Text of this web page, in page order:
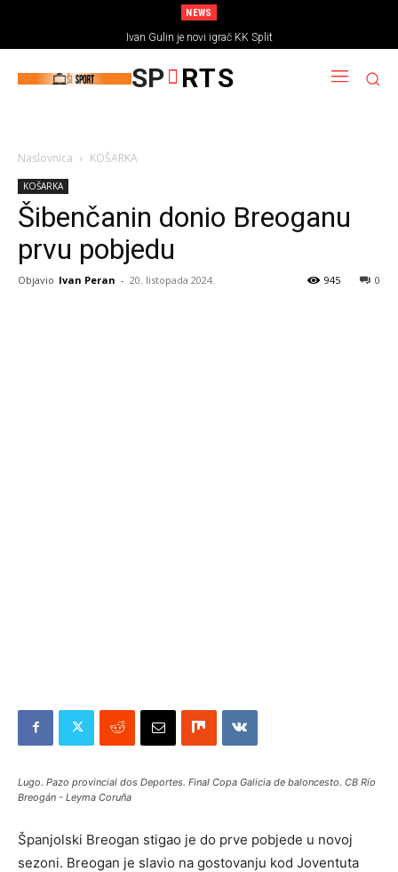
NEWS
Ivan Gulin je novi igrač KK Split
SP RTS
Naslovnica KOŠARKA
KOŠARKA
Šibenčanin donio Breoganu
prvu pobjedu
Objavio Ivan Peran - 20. listopada 2024. 0
945
Lugo. Pazo provincial dos Deportes. Final Copa Galicia de baloncesto. CB Río
Breogán - Leyma Coruña
Španjolski Breogan stigao je do prve pobjede u novoj
sezoni. Breogan je slavio na gostovanju kod Joventuta